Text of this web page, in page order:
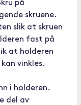
på
skruene.
slik at skruen
fast på
at holderen
vinkles.
i holderen.
del av